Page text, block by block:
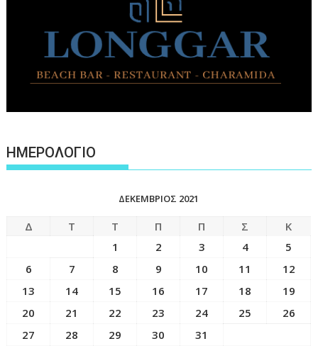
ΗΜΕΡΟΛΟΓΙΟ
ΔΕΚΈΜΒΡΙΟΣ 2021
Δ Τ Τ Π Π Σ
Κ
1
2 3 4
5
6
7 8 9 10 11
12
13
14 15 16 17 18
19
20
21 22 23 24 25
26
27
28 29 30 31